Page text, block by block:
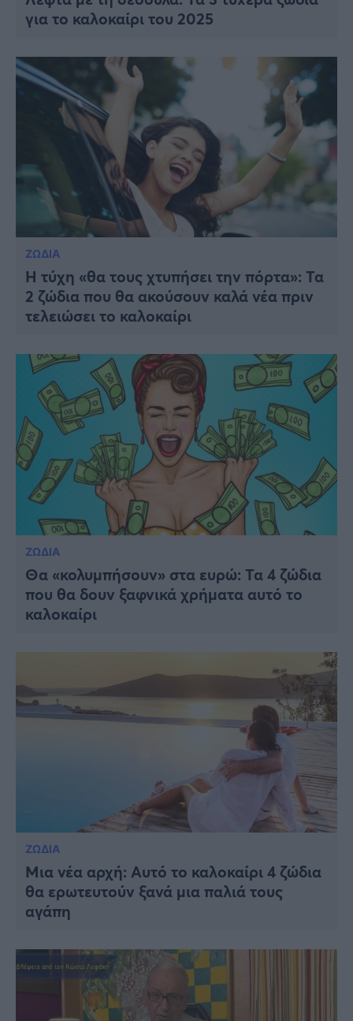
για το καλοκαίρι του 2025
ΖΩΔΙΑ
Η τύχη «θα τους χτυπήσει την πόρτα»: Τα
2 ζώδια που θα ακούσουν καλά νέα πριν
τελειώσει το καλοκαίρι
ΖΩΔΙΑ
Θα «κολυμπήσουν» στα ευρώ: Τα 4 ζώδια
που θα δουν ξαφνικά χρήματα αυτό το
καλοκαίρι
ΖΩΔΙΑ
Μια νέα αρχή: Αυτό το καλοκαίρι 4 ζώδια
θα ερωτευτούν ξανά μια παλιά τους
αγάπη